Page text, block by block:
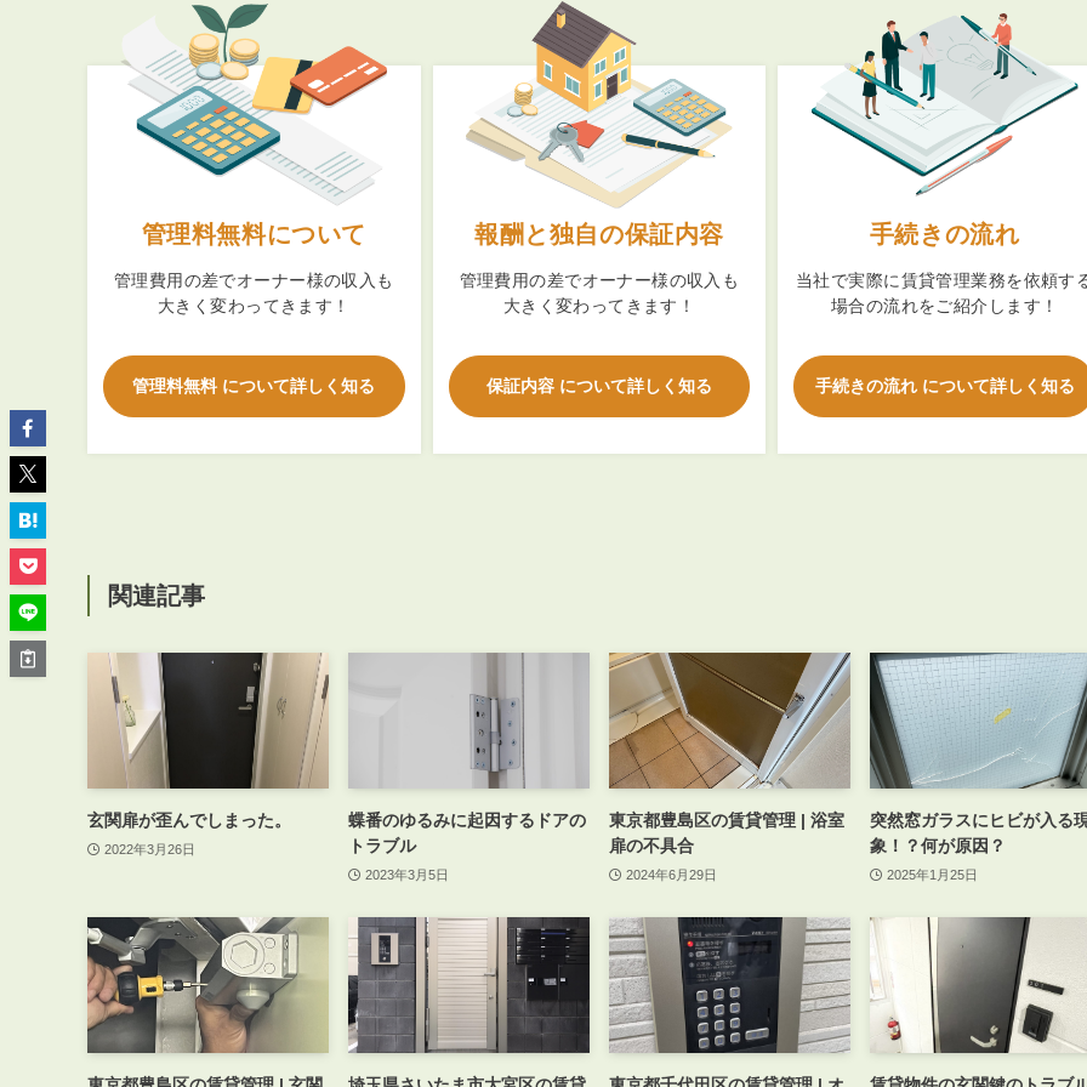
私たちについて
会社概要
スタッフ紹介
採用情報
3POINT
自慢の「賃料設定」／マーケティング
物件プロモーション＆バリューアップリフォーム
投資不動産を売却したい方
マンションの自主管理について
アパートの大規模修繕について
アパートの監視カメラ設置について
申し込みから契約の流れ
お問い合わせ
TEL: 03-6262-9556
※音声ガイダンス④を押してください。
【受付時間】10:00~19:00（定休日：水曜日）
管理料無料について
管理費用の差でオーナー様の収入も
大きく変わってきます！
管理料無料 について詳しく知る
報酬と独自の保証内容
管理費用の差でオーナー様の収入も
大きく変わってきます！
保証内容 について詳しく知る
手続きの流れ
当社で実際に賃貸管理業務を依頼す
場合の流れをご紹介します！
手続きの流れ について詳しく知る
関連記事
玄関扉が歪んでしまった。
2022年3月26日
蝶番のゆるみに起因するドアの
トラブル
2023年3月5日
東京都豊島区の賃貸管理 | 浴室
扉の不具合
2024年6月29日
突然窓ガラスにヒビが入る
象！？何が原因？
2025年1月25日